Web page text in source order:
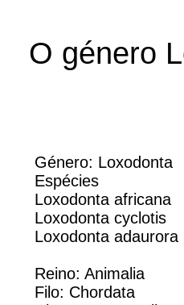
O género
Género: Loxodonta
Espécies
Loxodonta africana
Loxodonta cyclotis
Loxodonta adaurora
Reino: Animalia
Filo: Chordata